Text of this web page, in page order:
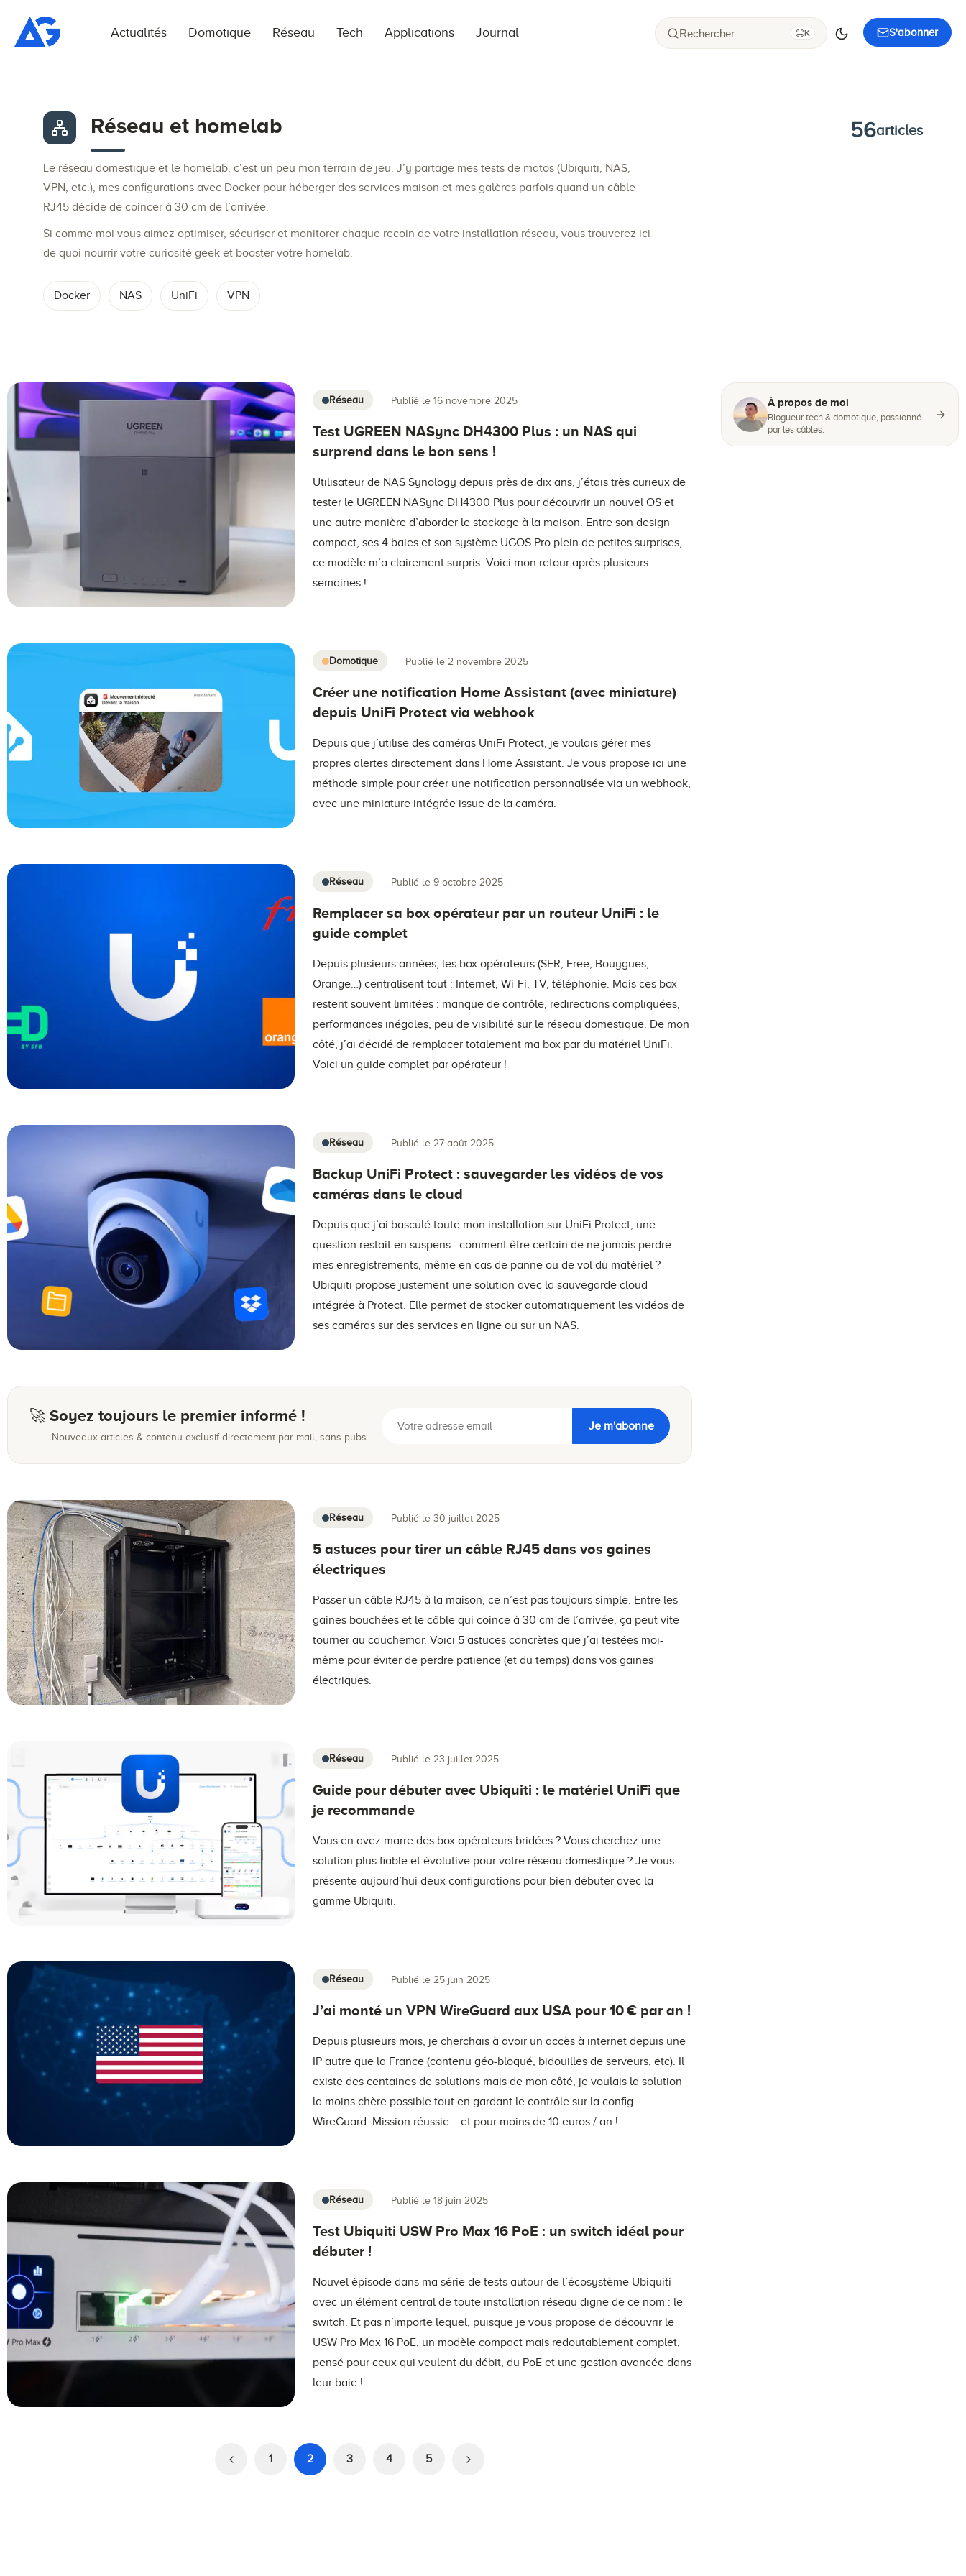
S'abonner
Rechercher K
Actualités Domotique Réseau Tech Applications Journal
Réseau et homelab 56articles
Le réseau domestique et le homelab, c’est un peu mon terrain de jeu. J’y partage mes tests de matos (Ubiquiti, NAS,
VPN, etc.), mes configurations avec Docker pour héberger des services maison et mes galères parfois quand un câble
RJ45 décide de coincer à 30 cm de l’arrivée.
Si comme moi vous aimez optimiser, sécuriser et monitorer chaque recoin de votre installation réseau, vous trouverez ici
de quoi nourrir votre curiosité geek et booster votre homelab.
Docker NAS UniFi VPN
Réseau Publié le 16 novembre 2025
Test UGREEN NASync DH4300 Plus : un NAS qui
surprend dans le bon sens !
Utilisateur de NAS Synology depuis près de dix ans, j’étais très curieux de
tester le UGREEN NASync DH4300 Plus pour découvrir un nouvel OS et
une autre manière d’aborder le stockage à la maison. Entre son design
compact, ses 4 baies et son système UGOS Pro plein de petites surprises,
ce modèle m’a clairement surpris. Voici mon retour après plusieurs
semaines !
Domotique Publié le 2 novembre 2025
Créer une notification Home Assistant (avec miniature)
depuis UniFi Protect via webhook
Depuis que j’utilise des caméras UniFi Protect, je voulais gérer mes
propres alertes directement dans Home Assistant. Je vous propose ici une
méthode simple pour créer une notification personnalisée via un webhook,
avec une miniature intégrée issue de la caméra.
Réseau Publié le 9 octobre 2025
Remplacer sa box opérateur par un routeur UniFi : le
guide complet
Depuis plusieurs années, les box opérateurs (SFR, Free, Bouygues,
Orange…) centralisent tout : Internet, Wi-Fi, TV, téléphonie. Mais ces box
restent souvent limitées : manque de contrôle, redirections compliquées,
performances inégales, peu de visibilité sur le réseau domestique. De mon
côté, j’ai décidé de remplacer totalement ma box par du matériel UniFi.
Voici un guide complet par opérateur !
Réseau Publié le 27 août 2025
Backup UniFi Protect : sauvegarder les vidéos de vos
caméras dans le cloud
Depuis que j’ai basculé toute mon installation sur UniFi Protect, une
question restait en suspens : comment être certain de ne jamais perdre
mes enregistrements, même en cas de panne ou de vol du matériel ?
Ubiquiti propose justement une solution avec la sauvegarde cloud
intégrée à Protect. Elle permet de stocker automatiquement les vidéos de
ses caméras sur des services en ligne ou sur un NAS.
🚀 Soyez toujours le premier informé !
Nouveaux articles & contenu exclusif directement par mail, sans pubs.
Je m'abonne
Réseau Publié le 30 juillet 2025
5 astuces pour tirer un câble RJ45 dans vos gaines
électriques
Passer un câble RJ45 à la maison, ce n’est pas toujours simple. Entre les
gaines bouchées et le câble qui coince à 30 cm de l’arrivée, ça peut vite
tourner au cauchemar. Voici 5 astuces concrètes que j’ai testées moi-
même pour éviter de perdre patience (et du temps) dans vos gaines
électriques.
Réseau Publié le 23 juillet 2025
Guide pour débuter avec Ubiquiti : le matériel UniFi que
je recommande
Vous en avez marre des box opérateurs bridées ? Vous cherchez une
solution plus fiable et évolutive pour votre réseau domestique ? Je vous
présente aujourd’hui deux configurations pour bien débuter avec la
gamme Ubiquiti.
Réseau Publié le 25 juin 2025
J’ai monté un VPN WireGuard aux USA pour 10 € par an !
Depuis plusieurs mois, je cherchais à avoir un accès à internet depuis une
IP autre que la France (contenu géo-bloqué, bidouilles de serveurs, etc). Il
existe des centaines de solutions mais de mon côté, je voulais la solution
la moins chère possible tout en gardant le contrôle sur la config
WireGuard. Mission réussie... et pour moins de 10 euros / an !
Réseau Publié le 18 juin 2025
Test Ubiquiti USW Pro Max 16 PoE : un switch idéal pour
débuter !
Nouvel épisode dans ma série de tests autour de l’écosystème Ubiquiti
avec un élément central de toute installation réseau digne de ce nom : le
switch. Et pas n’importe lequel, puisque je vous propose de découvrir le
USW Pro Max 16 PoE, un modèle compact mais redoutablement complet,
pensé pour ceux qui veulent du débit, du PoE et une gestion avancée dans
leur baie !
1 2 3 4 5
À propos de moi
Blogueur tech & domotique, passionné
par les câbles.